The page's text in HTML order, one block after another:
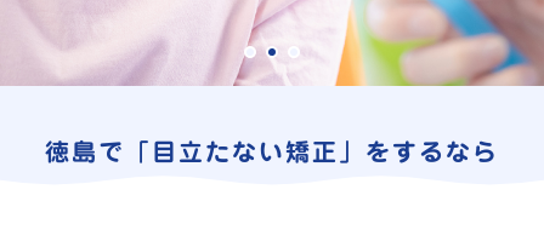
徳島で 「目立たない矯正」 をするなら